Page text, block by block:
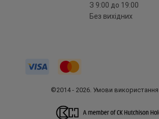
З 9:00 до 19:00
Без вихідних
©2014 - 2026. Умови використання